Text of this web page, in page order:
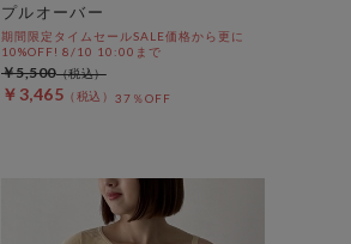
プルオーバー
期間限定タイムセールSALE価格から更に
10%OFF! 8/10 10:00まで
￥3,465 37％OFF
￥5,500